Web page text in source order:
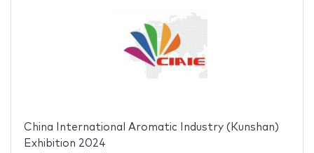
China International Aromatic Industry (Kunshan)
Exhibition 2024